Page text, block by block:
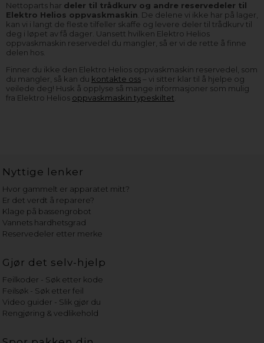
Nettoparts har deler til trådkurv og andre reservedeler til
Elektro Helios oppvaskmaskin . De delene vi ikke har på lager,
kan vi i langt de fleste tilfeller skaffe og levere deler til trådkurv til
deg i løpet av få dager. Uansett hvilken Elektro Helios
oppvaskmaskin reservedel du mangler, så er vi de rette å finne
delen hos.
Finner du ikke den Elektro Helios oppvaskmaskin reservedel, som
du mangler, så kan du kontakte oss– vi sitter klar til å hjelpe og
veilede deg! Husk å opplyse så mange informasjoner som mulig
fra Elektro Helios oppvaskmaskin typeskiltet
Nyttige lenker
Hvor gammelt er apparatet mitt?
Er det verdt å reparere?
Klage på bassengrobot
Vannets hardhetsgrad
Reservedeler etter merke
Gjør det selv-hjelp
Feilkoder - Søk etter kode
Feilsøk - Søk etter feil
Video guider - Slik gjør du
Rengjøring & vedlikehold